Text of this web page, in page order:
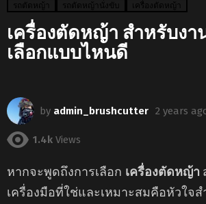
รถตัดหญ้า รถตัดหญ้านั่งขับ เครื่องตัดหญ้า
เครื่องตัดหญ้า สําหรับง
เลือกแบบไหนดี
by admin_brushcutter 2 years
1.4k Views
หากจะพูดถึงการเลือก เครื่องตัดหญ้า
เครื่องมือที่ใช่และเหมาะสมคือหัวใจ